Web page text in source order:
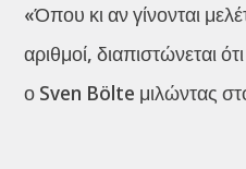
«Όπου κι αν γίνονται
αριθμοί, διαπιστώνεται
ο Sven Bölte μιλώντας